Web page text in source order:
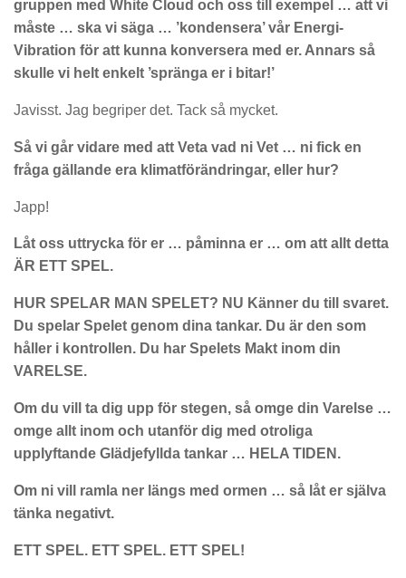
gruppen med White Cloud och oss till exempel … att vi
måste … ska vi säga … ’kondensera’ vår Energi-
Vibration för att kunna konversera med er. Annars så
skulle vi helt enkelt ’spränga er i bitar!’
Javisst. Jag begriper det. Tack så mycket.
Så vi går vidare med att Veta vad ni Vet … ni fick en
fråga gällande era klimatförändringar, eller hur?
Japp!
Låt oss uttrycka för er … påminna er … om att allt detta
ÄR ETT SPEL.
HUR SPELAR MAN SPELET? NU Känner du till svaret.
Du spelar Spelet genom dina tankar. Du är den som
håller i kontrollen. Du har Spelets Makt inom din
VARELSE.
Om du vill ta dig upp för stegen, så omge din Varelse …
omge allt inom och utanför dig med otroliga
upplyftande Glädjefyllda tankar … HELA TIDEN.
Om ni vill ramla ner längs med ormen … så låt er själva
tänka negativt.
ETT SPEL. ETT SPEL. ETT SPEL!